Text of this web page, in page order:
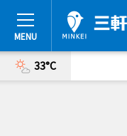
33°C